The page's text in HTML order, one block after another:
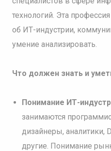
технологий. Эта
об ИТ-индустрии,
умение анализировать.
Что должен знать и
Понимание ИТ-
занимаются
дизайнеры, аналитики,
другие. Понимание